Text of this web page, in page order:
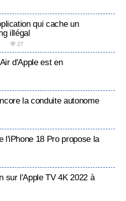
qui cache un
illégal
💬 27
d'Apple est en
la conduite autonome
l'iPhone 18 Pro propose la
sur l'Apple TV 4K 2022 à